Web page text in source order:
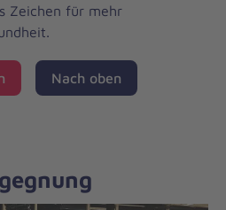
Zeichen für mehr
Nach oben